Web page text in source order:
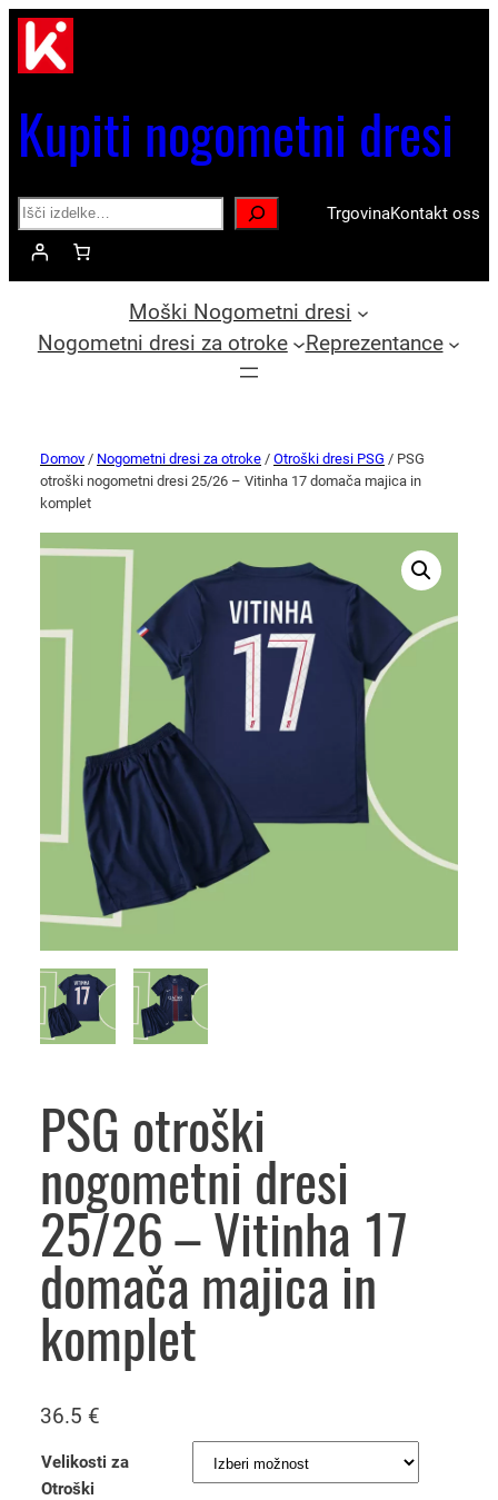
Kupiti nogometni dresi
Search TrgovinaKontakt oss
Moški Nogometni dresi
Nogometni dresi za otroke
Reprezentance
Domov / Nogometni dresi za otroke / Otroški dresi PSG / PSG
otroški nogometni dresi 25/26 – Vitinha 17 domača majica in
komplet
PSG otroški
nogometni dresi
25/26 – Vitinha 17
domača majica in
komplet
36.5 €
Velikosti za
Otroški